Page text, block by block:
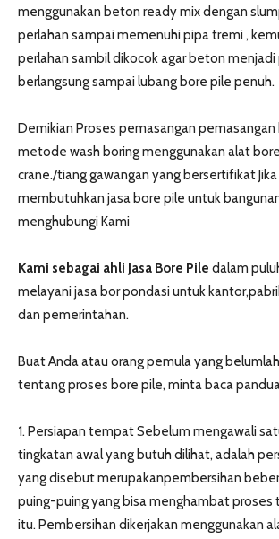
menggunakan beton ready mix dengan
perlahan sampai memenuhi pipa tremi ,
perlahan sambil dikocok agar beton
berlangsung sampai lubang bore pile penuh.
Demikian Proses pemasangan
metode wash boring menggunakan alat
crane./tiang gawangan yang bersertifikat
membutuhkan jasa bore pile untuk
menghubungi Kami
Kami sebagai ahli Jasa Bore Pile dalam
melayani jasa bor pondasi untuk
dan pemerintahan.
Buat Anda atau orang pemula yang
tentang proses bore pile, minta baca
1. Persiapan tempat Sebelum mengawali
tingkatan awal yang butuh dilihat, adalah
yang disebut merupakanpembersihan
puing-puing yang bisa menghambat proses
itu. Pembersihan dikerjakan menggunakan